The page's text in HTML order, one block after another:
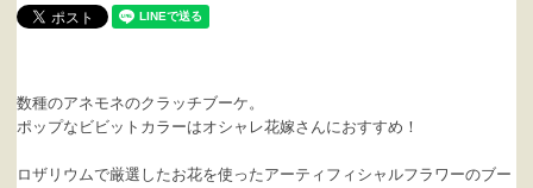
数種のアネモネのクラッチブーケ。
ポップなビビットカラーはオシャレ花嫁さんにおすすめ！
ロザリウムで厳選したお花を使ったアーティフィシャルフラワーのブー